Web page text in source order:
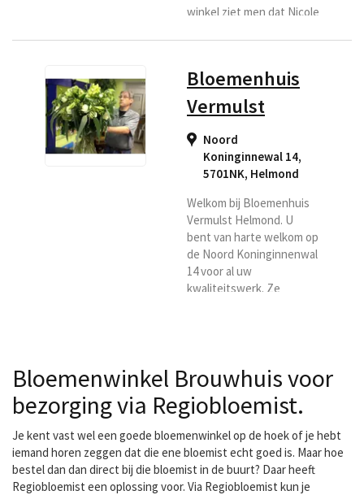
winkel ziet men dat Nicole
gaat. Nicole bezorgt in de
boeketten, een succes
verhaal voor de
ontvanger. Wilt u bloemen
laten bezorgen in
Helmond, kies dan voor
Bloemboetiek Nicole als
uw regiobloemist.
Bloemenhuis
Vermulst
Noord
Koninginnewal 14,
5701NK, Helmond
Welkom bij Bloemenhuis
Vermulst Helmond. U
bent van harte welkom op
de Noord Koninginnenwal
14 voor al uw
kwaliteitswerk. Ze
rouwarrangementen en
bloemstukken. Zij
bezorgen verse bloemen
Helmond en omstreken.
Bloemenwinkel Brouwhuis voor
bezorging via Regiobloemist.
Je kent vast wel een goede bloemenwinkel op de hoek of je hebt
iemand horen zeggen dat die ene bloemist echt goed is. Maar hoe
bestel dan dan direct bij die bloemist in de buurt? Daar heeft
Regiobloemist een oplossing voor. Via Regiobloemist kun je